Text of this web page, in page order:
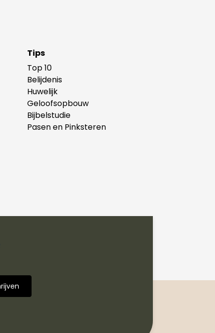
Tips
Top 10
Belijdenis
Huwelijk
Geloofsopbouw
Bijbelstudie
Pasen en Pinksteren